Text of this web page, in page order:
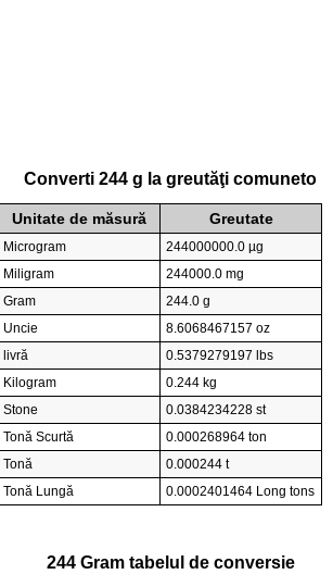
Converti 244 g la greutăţi comuneto
Unitate de măsură Greutate
Microgram
244000000.0 µg
Miligram
244000.0 mg
Gram
244.0 g
Uncie
8.6068467157 oz
livră
0.5379279197 lbs
Kilogram
0.244 kg
Stone
0.0384234228 st
Tonă Scurtă
0.000268964 ton
Tonă
0.000244 t
Tonă Lungă
0.0002401464 Long tons
244 Gram tabelul de conversie